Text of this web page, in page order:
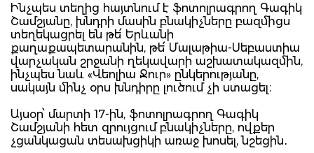
Ինչպես տեղից հայտնում է ֆոտոլրագրող Գագիկ
Շամշյանը, խնդրի մասին բնակիչները բազմիցս
տեղեկացրել են թե՛ Երևանի
քաղաքապետարանին, թե՛ Մալաթիա-Սեբաստիա
վարչական շրջանի ղեկավարի աշխատակազմին,
ինչպես նաև «Վեոլիա Ջուր» ընկերությանը,
սակայն մինչ օրս խնդիրը լուծում չի ստացել։
Այսօր՝ մարտի 17-ին, ֆոտոլրագրող Գագիկ
Շամշյանի հետ զրույցում բնակիչները, ովքեր
չցանկացան տեսախցիկի առաջ խոսել, նշեցին․